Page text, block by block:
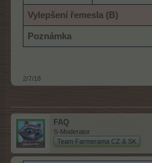
Vylepšení řemesla (B)
Poznámka
2/7/18
FAQ
S-Moderator
Team Farmerama CZ & SK